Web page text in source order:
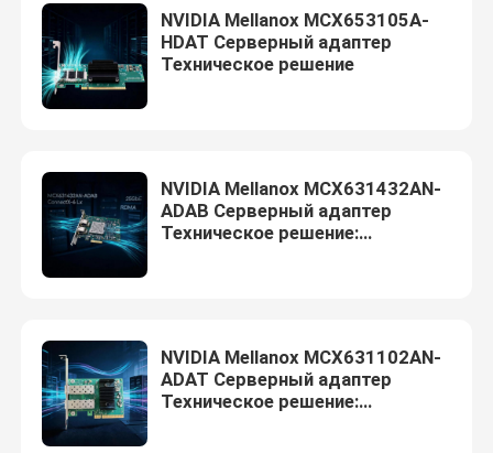
NVIDIA Mellanox MCX653105A-
HDAT Серверный адаптер
Техническое решение
NVIDIA Mellanox MCX631432AN-
ADAB Серверный адаптер
Техническое решение:
NVIDIA Mellanox MCX631102AN-
ADAT Серверный адаптер
Техническое решение: